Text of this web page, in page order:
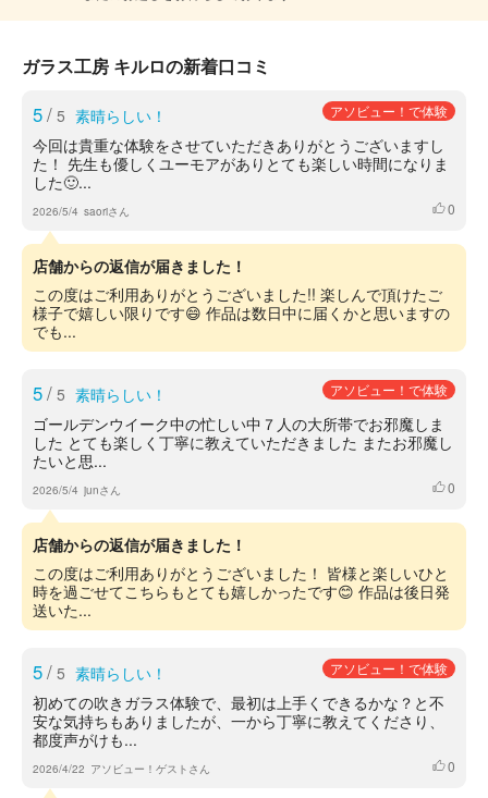
ガラス工房 キルロの新着口コミ
5/ 5 素晴らしい！ アソビュー！で体験
今回は貴重な体験をさせていただきありがとうございますし
た！ 先生も優しくユーモアがありとても楽しい時間になりま
した🙂‍...
2026/5/4 saoriさん いいね
0
店舗からの返信が届きました！
この度はご利用ありがとうございました!! 楽しんで頂けたご
様子で嬉しい限りです😄 作品は数日中に届くかと思いますの
でも...
5/ 5 素晴らしい！ アソビュー！で体験
ゴールデンウイーク中の忙しい中７人の大所帯でお邪魔しま
した とても楽しく丁寧に教えていただきました またお邪魔し
たいと思...
2026/5/4 junさん いいね
0
店舗からの返信が届きました！
この度はご利用ありがとうございました！ 皆様と楽しいひと
時を過ごせてこちらもとても嬉しかったです😊 作品は後日発
送いた...
5/ 5 素晴らしい！ アソビュー！で体験
初めての吹きガラス体験で、最初は上手くできるかな？と不
安な気持ちもありましたが、一から丁寧に教えてくださり、
都度声がけも...
2026/4/22 アソビュー！ゲストさん いいね
0